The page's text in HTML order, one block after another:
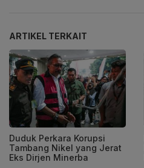
ARTIKEL TERKAIT
Duduk Perkara Korupsi
Tambang Nikel yang Jerat
Eks Dirjen Minerba